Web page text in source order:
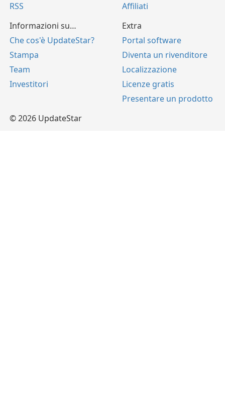
RSS
Affiliati
Informazioni su…
Che cos'è UpdateStar?
Stampa
Team
Investitori
Extra
Portal software
Diventa un rivenditore
Localizzazione
Licenze gratis
Presentare un prodotto
© 2026 UpdateStar